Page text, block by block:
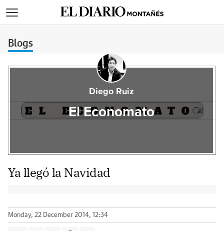
Blogs
Diego Ruiz
El Economato
Ya llegó la Navidad
Monday, 22 December 2014, 12:34